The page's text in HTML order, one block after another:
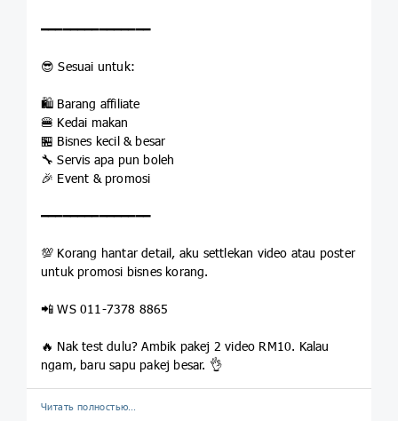
━━━━━━━━━━━━━━━
😎 Sesuai untuk:
🛍️ Barang affiliate
🍔 Kedai makan
🏪 Bisnes kecil & besar
🔧 Servis apa pun boleh
🎉 Event & promosi
━━━━━━━━━━━━━━━
💯 Korang hantar detail, aku settlekan video atau poster
untuk promosi bisnes korang.
📲 WS 011-7378 8865
🔥 Nak test dulu? Ambik pakej 2 video RM10. Kalau
ngam, baru sapu pakej besar. 👌
Читать полностью…